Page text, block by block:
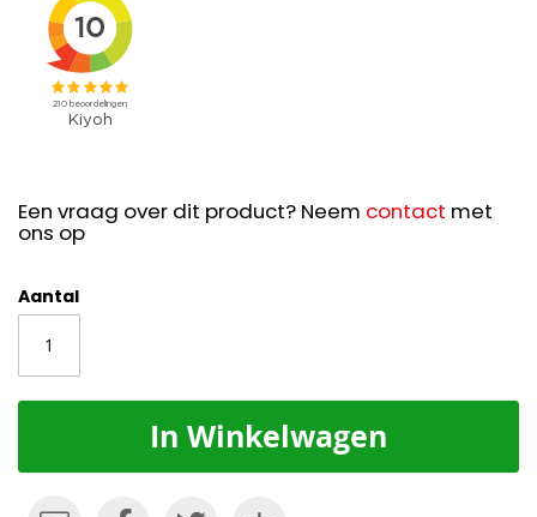
Een vraag over dit product? Neem contact met
ons op
Aantal
In Winkelwagen